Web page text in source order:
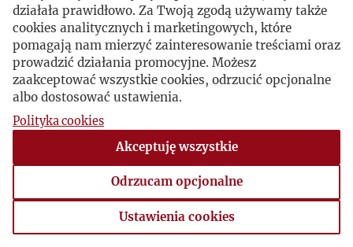
S
Ś
T
U
działała prawidłowo. Za Twoją zgodą używamy także
cookies analitycznych i marketingowych, które
pomagają nam mierzyć zainteresowanie treściami oraz
prowadzić działania promocyjne. Możesz
zaakceptować wszystkie cookies, odrzucić opcjonalne
albo dostosować ustawienia.
Polityka cookies
Akceptuję wszystkie
Odrzucam opcjonalne
Ustawienia cookies
Ustawienia cookies